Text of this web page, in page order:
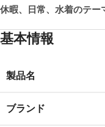
休暇、日常、水着のテー
基本情報
製品名
ブランド